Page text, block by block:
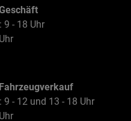
9 - 18 Uhr
9 - 12 und 13 - 18 Uhr